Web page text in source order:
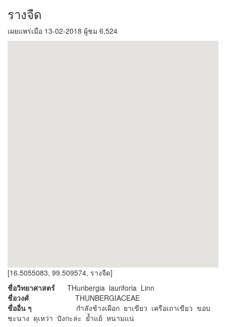
รางจืด
เผยแพร่เมื่อ 13-02-2018 ผู้ชม 6,524
[16.5055083, 99.509574, รางจืด]
ชื่อวิทยาศาสตร์
THunbergia lauriforia Linn
ชื่อวงศ์
THUNBERGIACEAE
ชื่ออื่น ๆ
กำลังช้างเผือก ยาเขียว เครือเถาเขียว ขอบ
ชะนาง ดุเหว่า ปังกะล่ะ ย้ำแย้ หนามแน่